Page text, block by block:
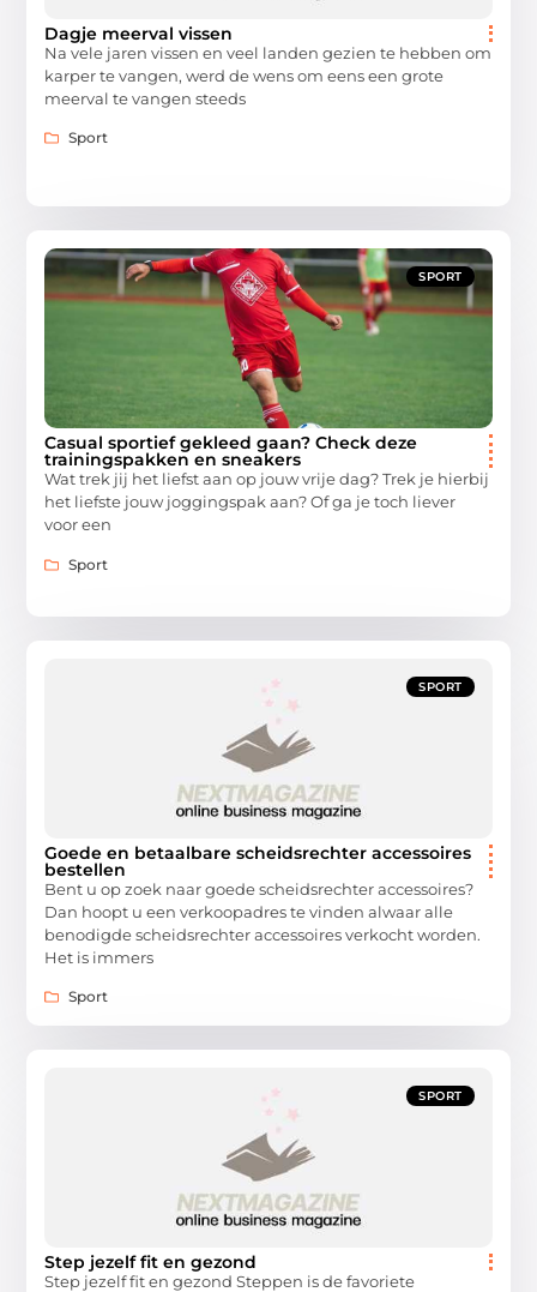
Dagje meerval vissen
Na vele jaren vissen en veel landen gezien te hebben om
karper te vangen, werd de wens om eens een grote
meerval te vangen steeds
Sport
SPORT
Casual sportief gekleed gaan? Check deze
trainingspakken en sneakers
Wat trek jij het liefst aan op jouw vrije dag? Trek je hierbij
het liefste jouw joggingspak aan? Of ga je toch liever
voor een
Sport
SPORT
Goede en betaalbare scheidsrechter accessoires
bestellen
Bent u op zoek naar goede scheidsrechter accessoires?
Dan hoopt u een verkoopadres te vinden alwaar alle
benodigde scheidsrechter accessoires verkocht worden.
Het is immers
Sport
SPORT
Step jezelf fit en gezond
Step jezelf fit en gezond Steppen is de favoriete